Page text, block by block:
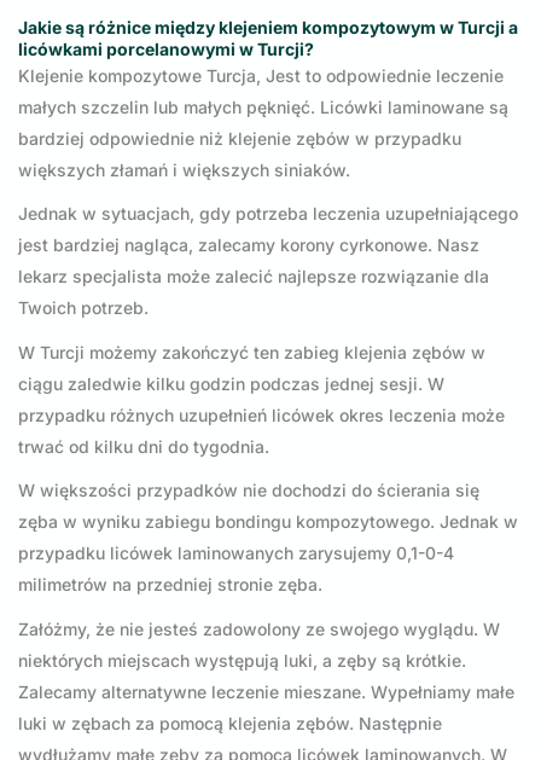
Jakie są różnice między klejeniem kompozytowym w Turcji a
licówkami porcelanowymi w Turcji?
Klejenie kompozytowe Turcja, Jest to odpowiednie leczenie
małych szczelin lub małych pęknięć. Licówki laminowane są
bardziej odpowiednie niż klejenie zębów w przypadku
większych złamań i większych siniaków.
Jednak w sytuacjach, gdy potrzeba leczenia uzupełniającego
jest bardziej nagląca, zalecamy korony cyrkonowe. Nasz
lekarz specjalista może zalecić najlepsze rozwiązanie dla
Twoich potrzeb.
W Turcji możemy zakończyć ten zabieg klejenia zębów w
ciągu zaledwie kilku godzin podczas jednej sesji. W
przypadku różnych uzupełnień licówek okres leczenia może
trwać od kilku dni do tygodnia.
W większości przypadków nie dochodzi do ścierania się
zęba w wyniku zabiegu bondingu kompozytowego. Jednak w
przypadku licówek laminowanych zarysujemy 0,1-0-4
milimetrów na przedniej stronie zęba.
Załóżmy, że nie jesteś zadowolony ze swojego wyglądu. W
niektórych miejscach występują luki, a zęby są krótkie.
Zalecamy alternatywne leczenie mieszane. Wypełniamy małe
luki w zębach za pomocą klejenia zębów. Następnie
wydłużamy małe zęby za pomocą licówek laminowanych. W